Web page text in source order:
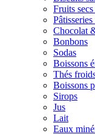
Fruits
Chocolat
Bonbons
Sodas
Boissons
Thés
Boissons
Sirops
Jus
Lait
Eaux